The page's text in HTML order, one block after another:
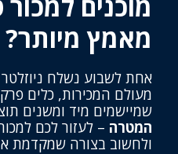
מאמץ מיותר?
אחת לשבוע נשלח
מעולם המכירות, כלים
שמיישמים מיד ומשנים
המטרה – לעזור לכם
ולחשוב בצורה שמקדמת